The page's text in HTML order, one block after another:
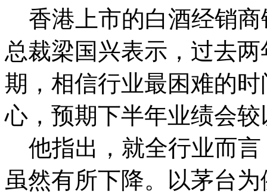
香港上市的白酒经销商
总裁梁国兴表示，过去
期，相信行业最困难的
心，预期下半年业绩会
他指出，就全行业而言
虽然有所下降。以茅台